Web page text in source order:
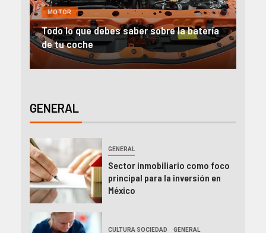
GENERAL MOTOR NEGOCIOS
Alquiler furgonetas Valencia: Ideas para
emprender
GENERAL
GENERAL
Sector inmobiliario como foco
principal para la inversión en
México
CULTURA SOCIEDAD GENERAL